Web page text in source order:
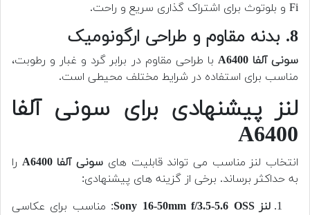
Fi و بلوتوث برای اشتراک گذاری سریع و راحت.
8. بدنه مقاوم و طراحی ارگونومیک
سونی آلفا A6400
با طراحی مقاوم در برابر گرد و غبار و رطوبت،
مناسب برای استفاده در شرایط مختلف محیطی است.
لنز پیشنهادی برای سونی آلفا
A6400
انتخاب لنز مناسب می تواند قابلیت های سونی آلفا A6400
را
به حداکثر برساند. برخی از گزینه های پیشنهادی:
لنز Sony 16-50mm f/3.5-5.6 OSS
: مناسب برای عکاسی